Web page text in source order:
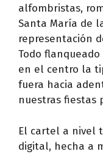
alfombristas,
Santa María de
representación
Todo
en el centro la
fuera hacia
nuestras fiestas
El cartel a nivel
digital, hecha a